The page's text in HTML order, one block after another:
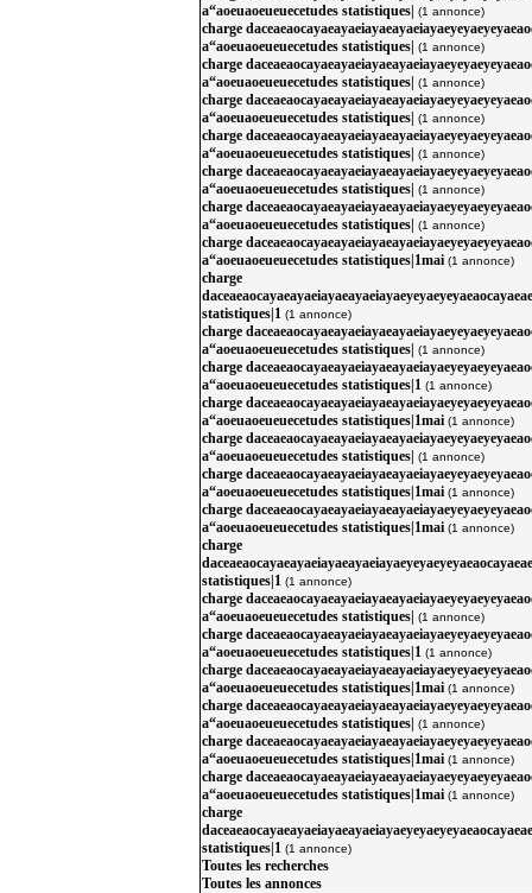
a“aoeuaoeueuecetudes statistiques| (1 annonce)
charge
a“aoeuaoeueuecetudes statistiques| (1 annonce)
charge
a“aoeuaoeueuecetudes statistiques| (1 annonce)
charge
a“aoeuaoeueuecetudes statistiques| (1 annonce)
charge
a“aoeuaoeueuecetudes statistiques| (1 annonce)
charge
a“aoeuaoeueuecetudes statistiques| (1 annonce)
charge
a“aoeuaoeueuecetudes statistiques| (1 annonce)
charge
a“aoeuaoeueuecetudes statistiques|1mai (1 annonce)
charge
statistiques|1 (1 annonce)
charge
a“aoeuaoeueuecetudes statistiques| (1 annonce)
charge
a“aoeuaoeueuecetudes statistiques|1 (1 annonce)
charge
a“aoeuaoeueuecetudes statistiques|1mai (1 annonce)
charge
a“aoeuaoeueuecetudes statistiques| (1 annonce)
charge
a“aoeuaoeueuecetudes statistiques|1mai (1 annonce)
charge
a“aoeuaoeueuecetudes statistiques|1mai (1 annonce)
charge
statistiques|1 (1 annonce)
charge
a“aoeuaoeueuecetudes statistiques| (1 annonce)
charge
a“aoeuaoeueuecetudes statistiques|1 (1 annonce)
charge
a“aoeuaoeueuecetudes statistiques|1mai (1 annonce)
charge
a“aoeuaoeueuecetudes statistiques| (1 annonce)
charge
a“aoeuaoeueuecetudes statistiques|1mai (1 annonce)
charge
a“aoeuaoeueuecetudes statistiques|1mai (1 annonce)
charge
statistiques|1 (1 annonce)
Toutes les recherches
Toutes les annonces